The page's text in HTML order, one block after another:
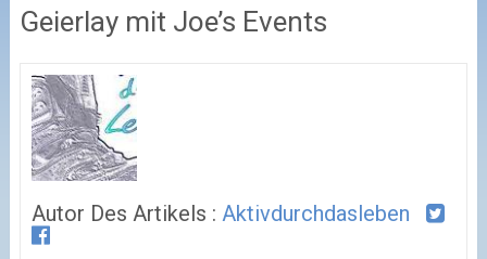
Geierlay mit Joe’s Events
Autor Des Artikels : Aktivdurchdasleben